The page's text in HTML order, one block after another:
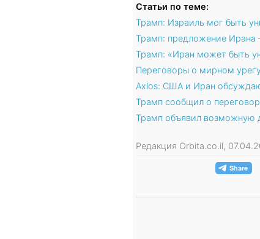
Статьи по теме:
Трамп: Израиль мог быть
Трамп: предложение Ирана
Трамп: «Иран может быть
Переговоры о мирном
Axios: США и Иран
Трамп сообщил о
Трамп объявил возможную
Редакция Orbita.co.il,